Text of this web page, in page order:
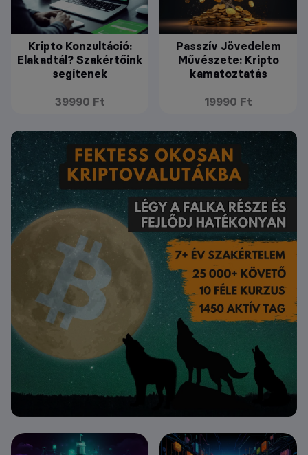
Kripto Konzultáció:
Elakadtál? Szakértőink
segítenek
39990 Ft
Passzív Jövedelem
Művészete: Kripto
kamatoztatás
19990 Ft